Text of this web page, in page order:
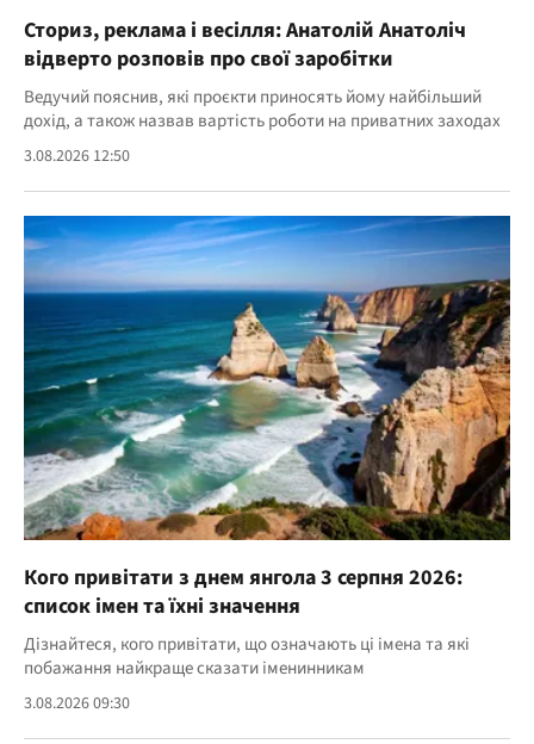
Сториз, реклама і весілля: Анатолій Анатоліч
відверто розповів про свої заробітки
Ведучий пояснив, які проєкти приносять йому найбільший
дохід, а також назвав вартість роботи на приватних заходах
3.08.2026 12:50
Кого привітати з днем янгола 3 серпня 2026:
список імен та їхні значення
Дізнайтеся, кого привітати, що означають ці імена та які
побажання найкраще сказати іменинникам
3.08.2026 09:30